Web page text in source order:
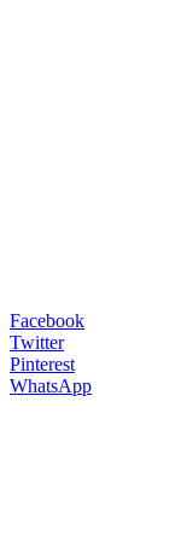
Facebook
Twitter
Pinterest
WhatsApp